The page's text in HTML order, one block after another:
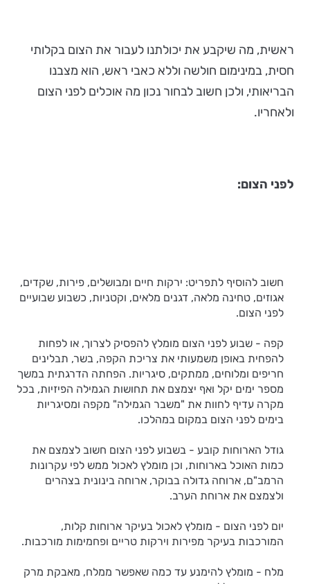
ראשית, מה שיקבע את יכולתנו לעבור את הצום בקלותי
חסית, במינימום חולשה וללא כאבי ראש, הוא מצבנו
הבריאותי, ולכן חשוב לבחור נכון מה אוכלים לפני הצום
ולאחריו.
לפני הצום:
חשוב להוסיף לתפריט: ירקות חיים ומבושלים, פירות, שקדים,
אגוזים, טחינה מלאה, דגנים מלאים, וקטניות, כשבוע שבועיים
לפני הצום.
קפה - שבוע לפני הצום מומלץ להפסיק לצרוך, או לפחות
להפחית באופן משמעותי את צריכת הקפה, בשר, תבלינים
חריפים ומלוחים, ממתקים, סיגריות. הפחתה הדרגתית במשך
מספר ימים יקל ואף יצמצם את תחושות הגמילה הפיזיות, בכל
מקרה עדיף לחוות את "משבר הגמילה" מקפה ומסיגריות
בימים לפני הצום במקום במהלכו.
גודל הארוחות קובע - בשבוע לפני הצום חשוב לצמצם את
כמות האוכל בארוחות, וכן מומלץ לאכול ממש לפי עקרונות
הרמב"ם, ארוחה גדולה בבוקר, ארוחה בינונית בצהרים
ולצמצם את ארוחת הערב.
יום לפני הצום - מומלץ לאכול בעיקר ארוחות קלות,
המורכבות בעיקר מפירות וירקות טריים ופחמימות מורכבות.
מלח - מומלץ להימנע עד כמה שאפשר ממלח, מאבקת מרק